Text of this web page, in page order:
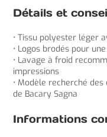
Détails et
• Tissu polyester léger
• Logos brodés pour
• Lavage à froid
impressions
• Modèle recherché
de Bacary Sagna
Informations